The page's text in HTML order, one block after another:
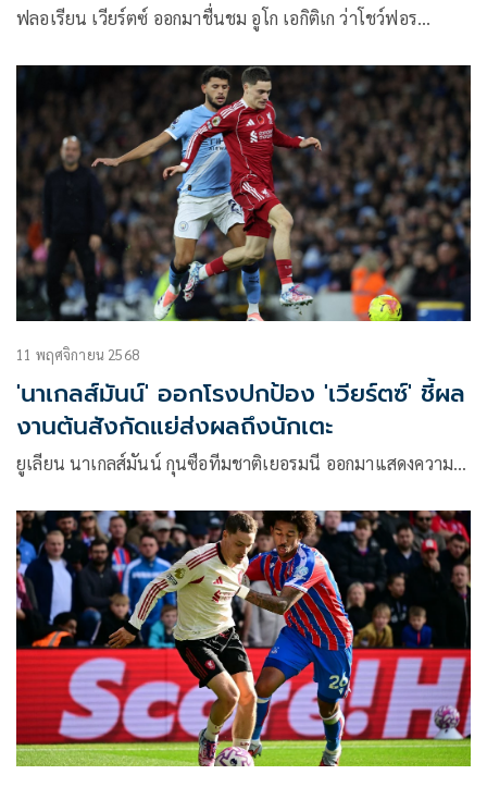
ฟลอเรียน เวียร์ตซ์ ออกมาชื่นชม อูโก เอกิติเก ว่าโชว์ฟอร…
11 พฤศจิกายน 2568
'นาเกลส์มันน์' ออกโรงปกป้อง 'เวียร์ตซ์' ชี้ผล
งานต้นสังกัดแย่ส่งผลถึงนักเตะ
ยูเลียน นาเกลส์มันน์ กุนซือทีมชาติเยอรมนี ออกมาแสดงความ…